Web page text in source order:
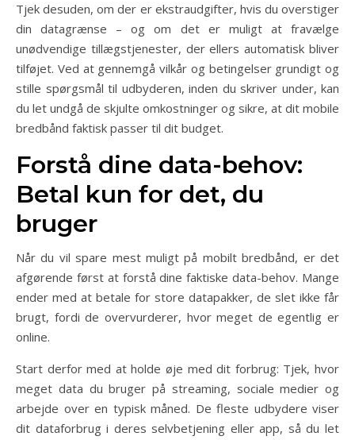
Tjek desuden, om der er ekstraudgifter, hvis du overstiger
din datagrænse – og om det er muligt at fravælge
unødvendige tillægstjenester, der ellers automatisk bliver
tilføjet. Ved at gennemgå vilkår og betingelser grundigt og
stille spørgsmål til udbyderen, inden du skriver under, kan
du let undgå de skjulte omkostninger og sikre, at dit mobile
bredbånd faktisk passer til dit budget.
Forstå dine data-behov:
Betal kun for det, du
bruger
Når du vil spare mest muligt på mobilt bredbånd, er det
afgørende først at forstå dine faktiske data-behov. Mange
ender med at betale for store datapakker, de slet ikke får
brugt, fordi de overvurderer, hvor meget de egentlig er
online.
Start derfor med at holde øje med dit forbrug: Tjek, hvor
meget data du bruger på streaming, sociale medier og
arbejde over en typisk måned. De fleste udbydere viser
dit dataforbrug i deres selvbetjening eller app, så du let